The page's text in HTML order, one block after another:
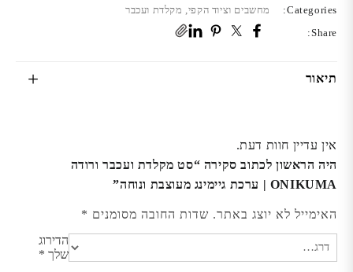
Categories: מחשבים וציוד הקפי מקלדת ועכבר
Share:
תיאור
אין עדיין חוות דעת.
היה הראשון לכתוב סקירה “סט מקלדת ועכבר ורודה
ONIKUMA | ערכת גיימינג מעוצבת ונוחה”
האימייל לא יוצג באתר. שדות החובה מסומנים *
הדירוג
שלך *